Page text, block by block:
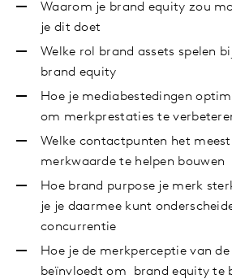
Waarom je brand equity zou
je dit doet
Welke rol brand assets spelen
brand equity
Hoe je mediabestedingen
om merkprestaties te
Welke contactpunten het
merkwaarde te helpen bouwen
Hoe brand purpose je merk
je je daarmee kunt
concurrentie
Hoe je de merkperceptie van
beïnvloedt om brand equity te